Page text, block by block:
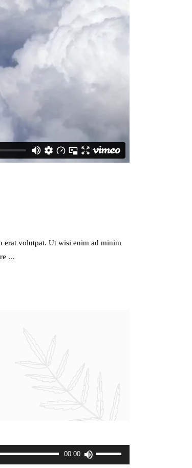
erat volutpat. Ut wisi enim ad minim
00:00
ボ
リ